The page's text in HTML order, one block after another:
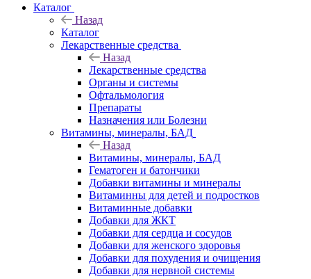
Каталог
Назад
Каталог
Лекарственные средства
Назад
Лекарственные средства
Органы и системы
Офтальмология
Препараты
Назначения или Болезни
Витамины, минералы, БАД
Назад
Витамины, минералы, БАД
Гематоген и батончики
Добавки витамины и минералы
Витаминны для детей и подростков
Витаминные добавки
Добавки для ЖКТ
Добавки для сердца и сосудов
Добавки для женского здоровья
Добавки для похудения и очищения
Добавки для нервной системы